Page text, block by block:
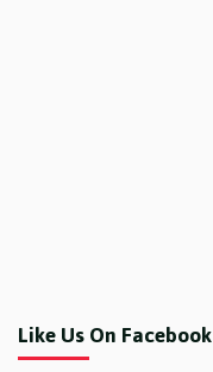
Like Us On Facebook